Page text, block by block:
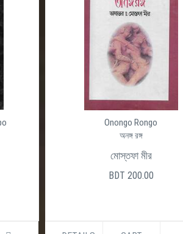
Onongo Rongo
অনঙ্গ রঙ্গ
মোস্তফা মীর
BDT 200.00